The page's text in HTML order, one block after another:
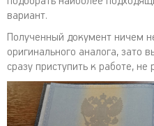
вариант.
Полученный документ ничем
оригинального аналога, зато
сразу приступить к работе, не